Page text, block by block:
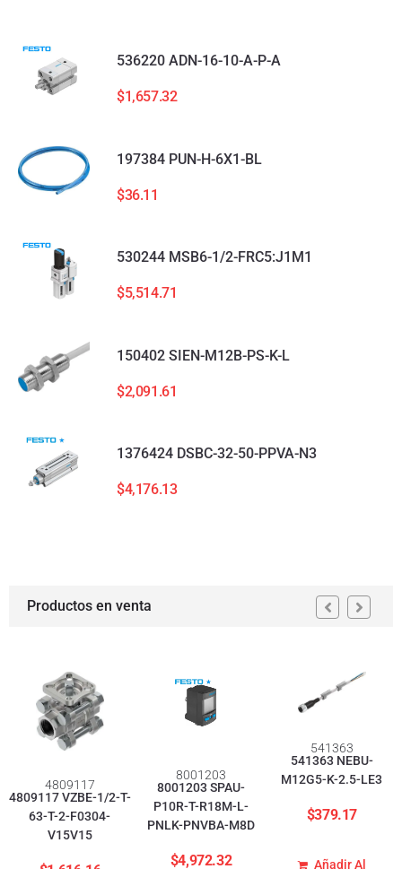
536220 ADN-16-10-A-P-A
$1,657.32
197384 PUN-H-6X1-BL
$36.11
530244 MSB6-1/2-FRC5:J1M1
$5,514.71
150402 SIEN-M12B-PS-K-L
$2,091.61
1376424 DSBC-32-50-PPVA-N3
$4,176.13
Productos en venta
4809117
4809117 VZBE-1/2-T-
63-T-2-F0304-
V15V15
8001203
8001203 SPAU-
P10R-T-R18M-L-
PNLK-PNVBA-M8D
$4,972.32
541363
541363 NEBU-
M12G5-K-2.5-LE3
$379.17
Añadir Al